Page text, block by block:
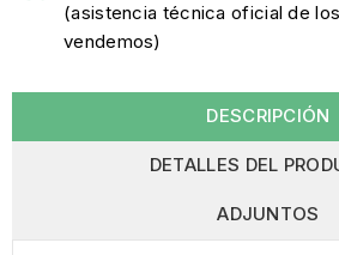
(asistencia técnica oficial de
vendemos)
DESCRIPCIÓN
DETALLES DEL
ADJUNTOS